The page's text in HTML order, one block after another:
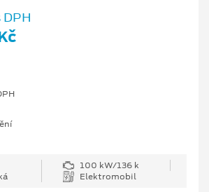
100 kW/136 k
Elektromobil